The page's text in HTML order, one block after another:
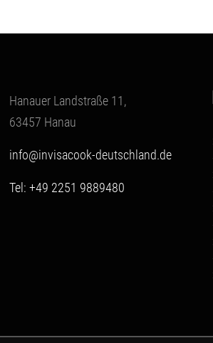
Hanauer Landstraße 11,
63457 Hanau
info@invisacook-deutschland.de
Tel: +49 2251 9889480